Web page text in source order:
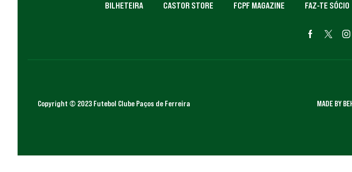
BILHETEIRA CASTOR STORE FCPF MAGAZINE FAZ-TE SÓCIO
Copyright © 2023 Futebol Clube Paços de Ferreira MADE BY